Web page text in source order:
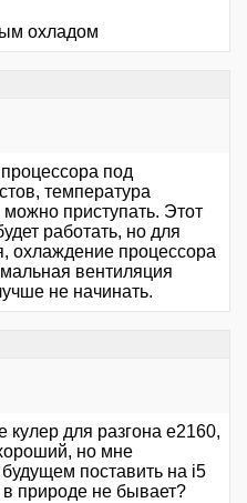
охладом
под
температура
приступать. Этот
работать, но для
охлаждение процессора
вентиляция
не начинать.
кулер для разгона e2160,
но мне
поставить на i5
природе не бывает?